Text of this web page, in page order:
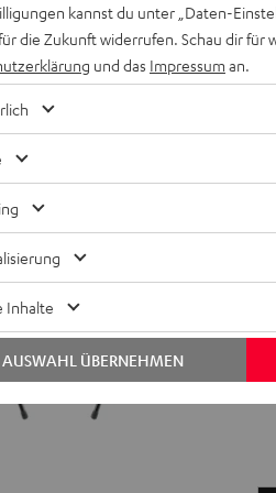
kannst du unter „Daten-
die Zukunft widerrufen. Schau dir für
und das Impressum an.
Inhalte
AUSWAHL ÜBERNEHMEN